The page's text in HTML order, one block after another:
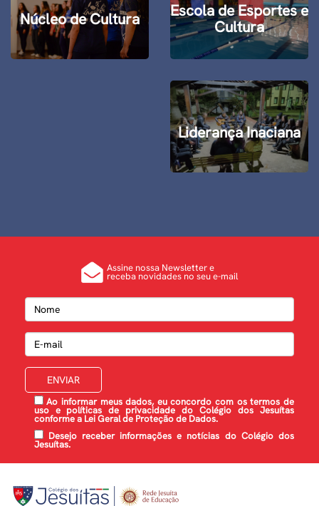
Núcleo de Cultura
Escola de Esportes e
Cultura
Liderança Inaciana
Assine nossa Newsletter e
receba novidades no seu e-mail
Ao informar meus dados, eu concordo com os termos de
uso e políticas de privacidade do Colégio dos Jesuítas
conforme a Lei Geral de Proteção de Dados.
Desejo receber informações e notícias do Colégio dos
Jesuítas.